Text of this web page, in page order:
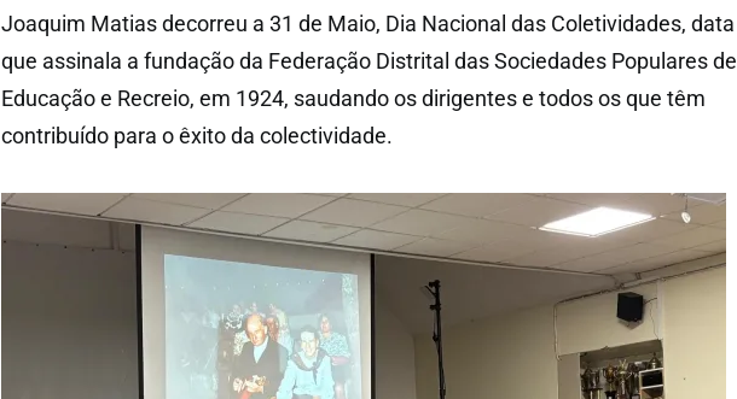
Joaquim Matias decorreu a 31 de Maio, Dia Nacional das Coletividades, data
que assinala a fundação da Federação Distrital das Sociedades Populares de
Educação e Recreio, em 1924, saudando os dirigentes e todos os que têm
contribuído para o êxito da colectividade.